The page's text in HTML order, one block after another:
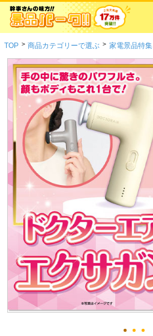
TOP > 商品カテゴリーで選ぶ > 家電景品特集